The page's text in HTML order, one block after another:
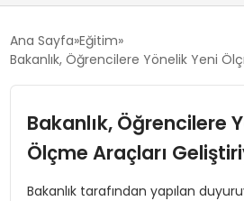
SIYASET
TEKNOLOJI
Ana Sayfa Eğitim
Bakanlık, Öğrencilere Yönelik Yeni
Bakanlık, Öğrencilere
Ölçme Araçları
Bakanlık tarafından yapılan